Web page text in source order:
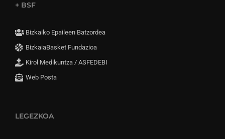
+ BSF
Bizkaiko Epaileen Batzordea
BizkaiaBasket Fundazioa
Kirol Medikuntza / ASFEDEBI
Web Posta
LEGEZKOA